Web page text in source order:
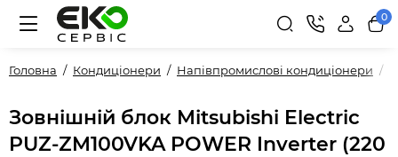
0
Головна Кондиціонери Напівпромислові кондиціонери
Зовнішній блок Mitsubishi Electric
PUZ-ZM100VKA POWER Inverter (220